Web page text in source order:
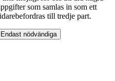
som samlas in som ett
till tredje part.
Endast nödvändiga